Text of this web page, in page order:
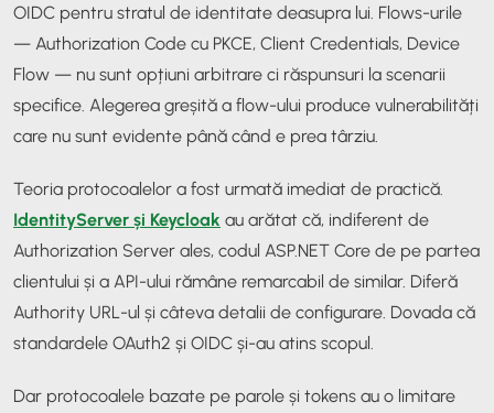
OIDC pentru stratul de identitate deasupra lui. Flows-urile
— Authorization Code cu PKCE, Client Credentials, Device
Flow — nu sunt opțiuni arbitrare ci răspunsuri la scenarii
specifice. Alegerea greșită a flow-ului produce vulnerabilități
care nu sunt evidente până când e prea târziu.
Teoria protocoalelor a fost urmată imediat de practică.
IdentityServer și Keycloak au arătat că, indiferent de
Authorization Server ales, codul ASP.NET Core de pe partea
clientului și a API-ului rămâne remarcabil de similar. Diferă
Authority URL-ul și câteva detalii de configurare. Dovada că
standardele OAuth2 și OIDC și-au atins scopul.
Dar protocoalele bazate pe parole și tokens au o limitare